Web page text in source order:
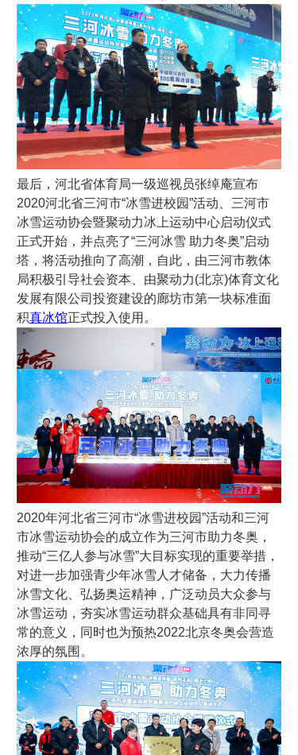
最后，河北省体育局一级巡视员张绰庵宣布
2020河北省三河市“冰雪进校园”活动、三河市
冰雪运动协会暨聚动力冰上运动中心启动仪式
正式开始，并点亮了“三河冰雪 助力冬奥”启动
塔，将活动推向了高潮，自此，由三河市教体
局积极引导社会资本、由聚动力(北京)体育文化
发展有限公司投资建设的廊坊市第一块标准面
积真冰馆正式投入使用。
2020年河北省三河市“冰雪进校园”活动和三河
市冰雪运动协会的成立作为三河市助力冬奥，
推动“三亿人参与冰雪”大目标实现的重要举措，
对进一步加强青少年冰雪人才储备，大力传播
冰雪文化、弘扬奥运精神，广泛动员大众参与
冰雪运动，夯实冰雪运动群众基础具有非同寻
常的意义，同时也为预热2022北京冬奥会营造
浓厚的氛围。